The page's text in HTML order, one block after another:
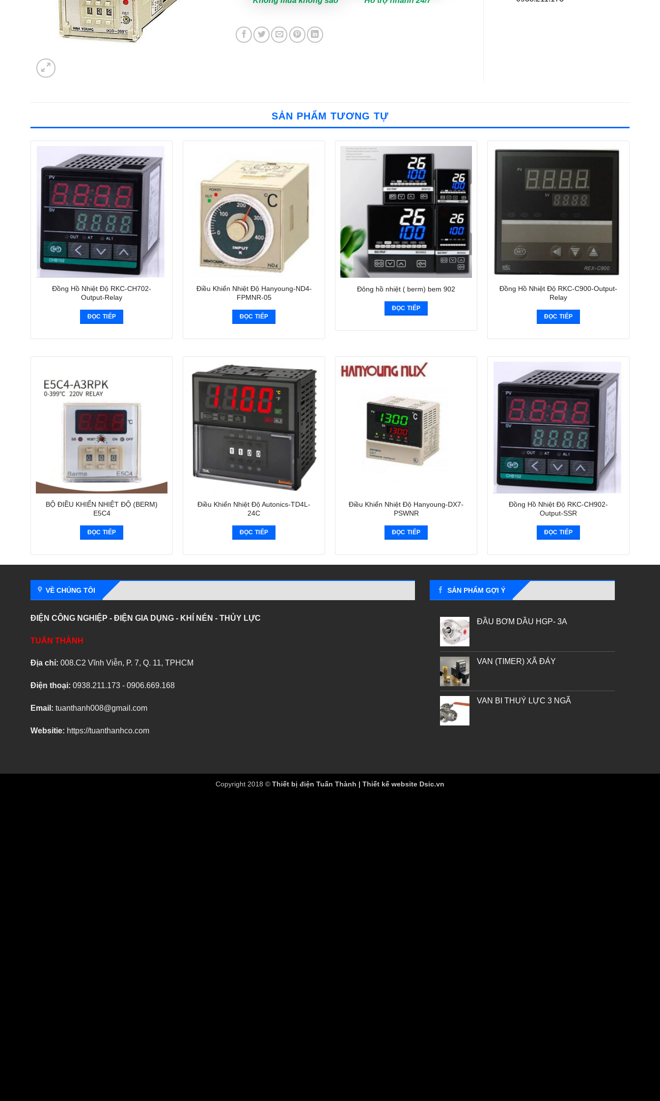
SẢN PHẨM TƯƠNG TỰ
Đồng Hồ Nhiệt Độ RKC-CH702-
Output-Relay
ĐỌC TIẾP
Điều Khiển Nhiệt Độ Hanyoung-ND4-
FPMNR-05
ĐỌC TIẾP
Đông hồ nhiệt ( berm) bem 902
ĐỌC TIẾP
Đồng Hồ Nhiệt Độ RKC-C900-Output-
Relay
ĐỌC TIẾP
BỘ ĐIỀU KHIỂN NHIỆT ĐỘ (BERM)
E5C4
ĐỌC TIẾP
Điều Khiển Nhiệt Độ Autonics-TD4L-
24C
ĐỌC TIẾP
Điều Khiển Nhiệt Độ Hanyoung-DX7-
PSWNR
ĐỌC TIẾP
Đồng Hồ Nhiệt Độ RKC-CH902-
Output-SSR
ĐỌC TIẾP
VỀ CHÚNG TÔI
ĐIỆN CÔNG NGHIỆP - ĐIỆN GIA DỤNG - KHÍ NÉN - THỦY LỰC
TUẤN THÀNH
Địa chỉ: 008.C2 Vĩnh Viễn, P. 7, Q. 11, TPHCM
Điện thoại: 0938.211.173 - 0906.669.168
Email: tuanthanh008@gmail.com
Websitie: https://tuanthanhco.com
SẢN PHẨM GỢI Ý
ĐẦU BƠM DẦU HGP- 3A
VAN (TIMER) XÃ ĐÁY
VAN BI THUỶ LỰC 3 NGÃ
Copyright 2018 © Thiết bị điện Tuấn Thành | Thiết kế website Dsic.vn